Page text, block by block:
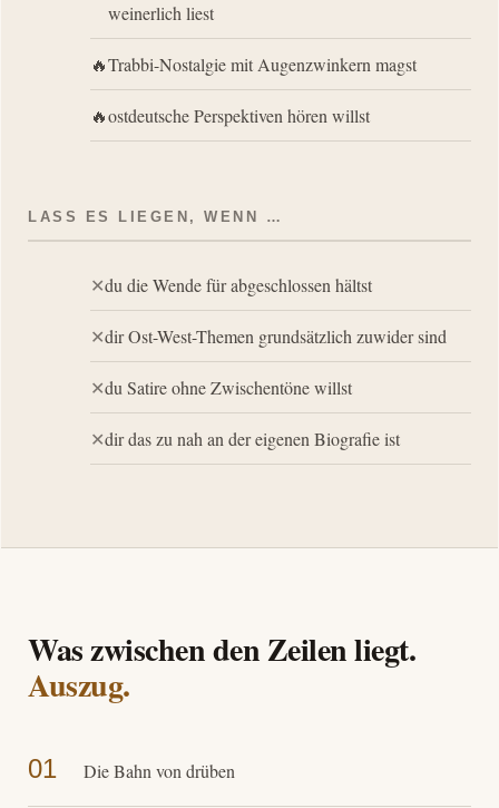
weinerlich liest
Trabbi-Nostalgie mit Augenzwinkern magst
ostdeutsche Perspektiven hören willst
LASS ES LIEGEN, WENN …
du die Wende für abgeschlossen hältst
dir Ost-West-Themen grundsätzlich zuwider sind
du Satire ohne Zwischentöne willst
dir das zu nah an der eigenen Biografie ist
Was zwischen den Zeilen liegt.
Auszug.
01 Die Bahn von drüben